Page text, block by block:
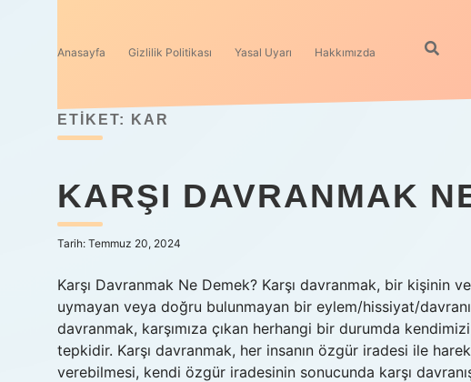
Anasayfa Gizlilik Politikası Yasal Uyarı Hakkımızda
ETIKET: KAR
KARŞI DAVRANMAK
Tarih: Temmuz 20, 2024
Karşı Davranmak Ne Demek? Karşı davranmak, bir kişinin
uymayan veya doğru bulunmayan bir eylem/hissiyat/
davranmak, karşımıza çıkan herhangi bir durumda
tepkidir. Karşı davranmak, her insanın özgür iradesi ile
verebilmesi, kendi özgür iradesinin sonucunda karşı